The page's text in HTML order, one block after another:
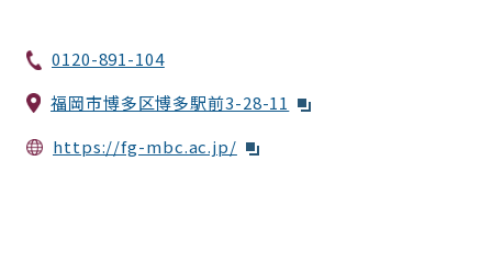
0120-891-104
福岡市博多区博多駅前3-28-11
https://fg-mbc.ac.jp/